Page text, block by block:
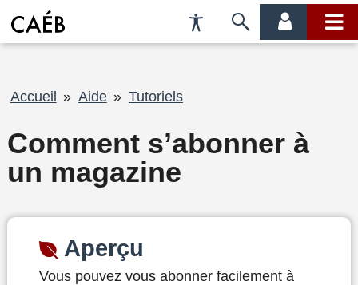
Préférences
d'accessibilité
Passer
menu
menu
Fil
Accueil Aide Tutoriels
Comment s’abonner à
un magazine
Aperçu
Vous pouvez vous abonner facilement à